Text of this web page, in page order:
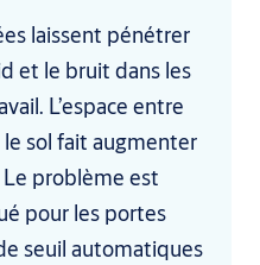
laissent pénétrer
et le bruit dans les
L’espace entre
sol fait augmenter
problème est
pour les portes
seuil automatiques